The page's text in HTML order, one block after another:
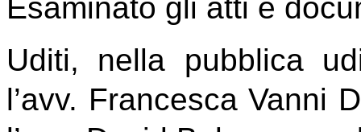
Esaminato gli atti e
Uditi, nella pubblica
l’avv. Francesca Vanni